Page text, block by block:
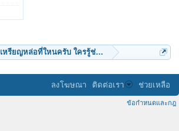
เหรียญหล่อที่ใหนครับ ใครรู้ช่วยบอกหน่อยครับ
ลงโฆษณา ติดต่อเรา ช่วยเหลือ
ข้อกำหนดและกฎ